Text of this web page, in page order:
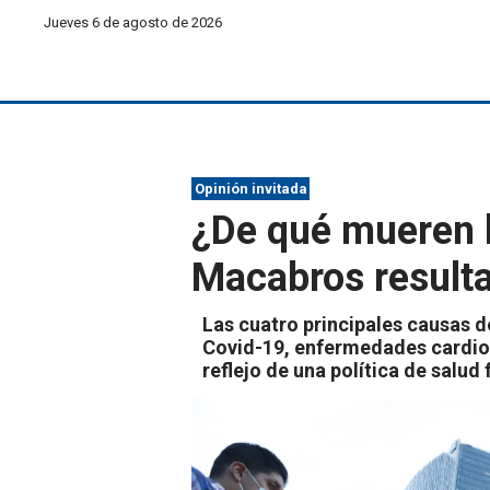
Jueves 6 de agosto de 2026
Opinión invitada
¿De qué
Macabros
Las cuatro principales causas
Covid-19, enfermedades
reflejo de una política de salud